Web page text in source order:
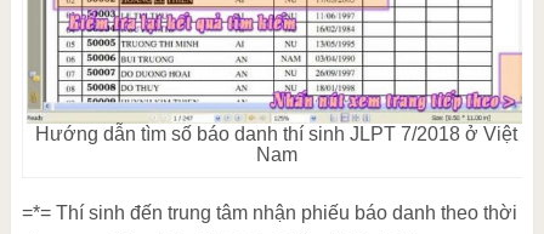
Hướng dẫn tìm số báo danh thí sinh JLPT 7/2018 ở Việt
Nam
=*= Thí sinh đến trung tâm nhận phiếu báo danh theo thời